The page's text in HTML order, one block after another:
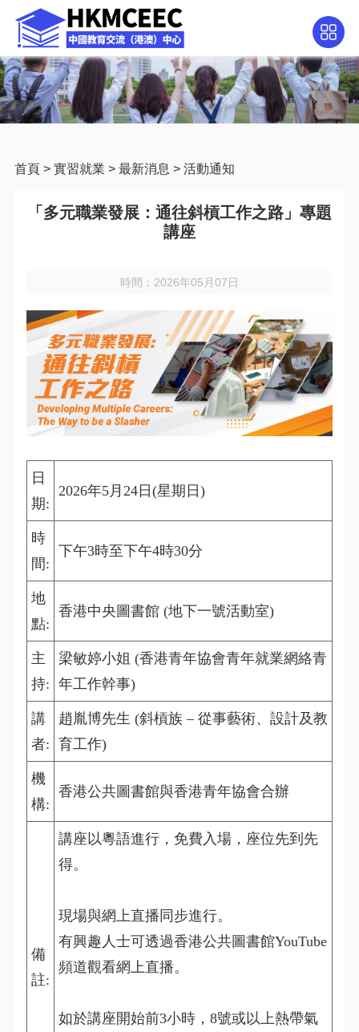
首頁> 實習就業 > 最新消息 > 活動通知
「多元職業發展：通往斜槓工作之路」專題
講座
時間：2026年05月07日
日
期:
2026年5月24日(星期日)
時
間:
下午3時至下午4時30分
地
點:
香港中央圖書館 (地下一號活動室)
主
持:
梁敏婷小姐 (香港青年協會青年就業網絡青
年工作幹事)
講
者:
趙胤博先生 (斜槓族 – 從事藝術、設計及教
育工作)
機
構:
香港公共圖書館與香港青年協會合辦
備
註:
講座以粵語進行，免費入場，座位先到先
得。
現場與網上直播同步進行。
有興趣人士可透過香港公共圖書館YouTube
頻道觀看網上直播。
如於講座開始前3小時，8號或以上熱帶氣